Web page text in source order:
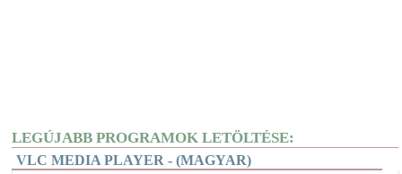
LEGÚJABB PROGRAMOK LETÖLTÉSE:
VLC MEDIA PLAYER - (MAGYAR)